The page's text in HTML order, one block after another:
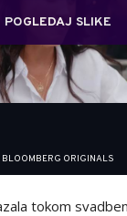
POGLEDAJ SLIKE
ORIGINALS
tokom